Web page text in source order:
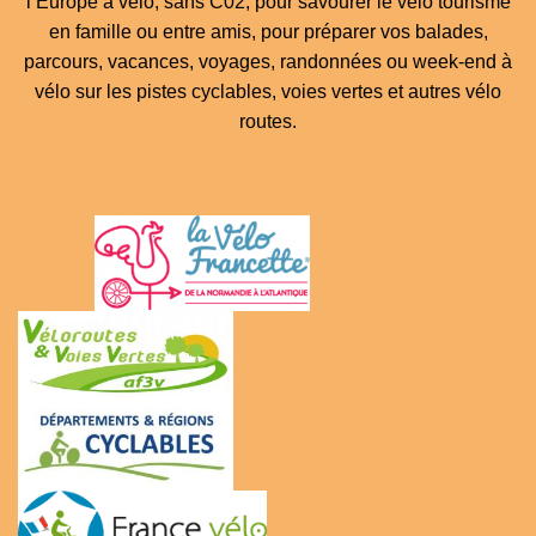
en famille ou entre amis, pour préparer vos balades,
parcours, vacances, voyages, randonnées ou week-end à
vélo sur les pistes cyclables, voies vertes et autres vélo
routes.